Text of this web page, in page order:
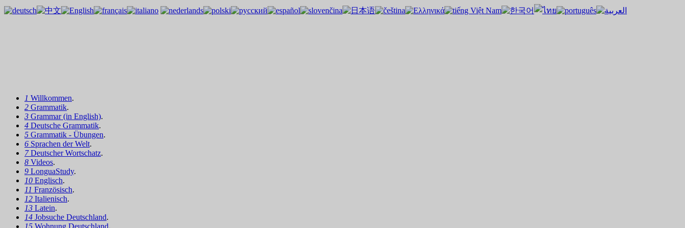
1 Willkommen.
2 Grammatik.
3 Grammar (in English).
4 Deutsche Grammatik.
5 Grammatik - Übungen.
6 Sprachen der Welt.
7Deutscher Wortschatz.
8 Videos.
9 LonguaStudy.
10 Englisch.
11 Französisch.
12 Italienisch.
13 Latein.
14 Jobsuche Deutschland.
15 Wohnung Deutschland.